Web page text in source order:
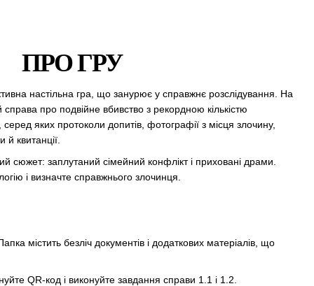
ПРО ГРУ
настільна гра, що занурює у справжнє розслідування. На
про подвійне вбивство з рекордною кількістю
яких протоколи допитів, фотографії з місця злочину,
й квитанції.
сюжет: заплутаний сімейний конфлікт і приховані драми.
і визначте справжнього злочинця.
Папка містить безліч документів і додаткових матеріалів, що
QR-код і виконуйте завдання справи 1.1 і 1.2.